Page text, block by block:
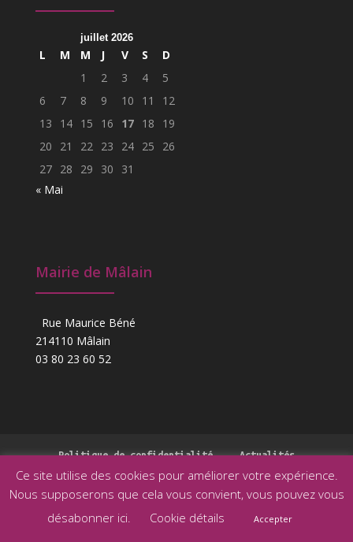
juillet 2026
L M M J V S
D
1
2 3 4
5
6
7 8 9 10 11
12
13
14 15 16 17 18
19
20
21 22 23 24 25
26
27 28 29 30
31
« Mai
Mairie de Mâlain
Rue Maurice Béné
214110 Mâlain
03 80 23 60 52
Politique de confidentialité Actualités
Conception et mise à jour - Commune de Mâlain
Ce site utilise des cookies pour améliorer votre expérience.
Nous supposerons que cela vous convient, vous pouvez vous
désabonner ici.
Cookie détails Accepter